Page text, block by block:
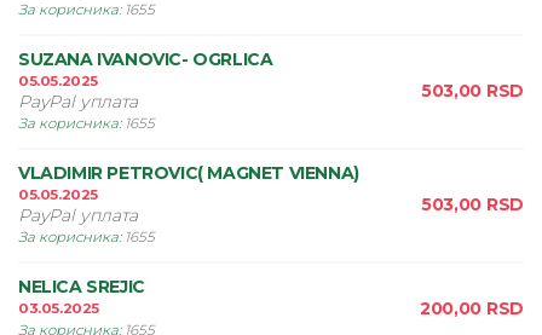
За корисника: 1655
SUZANA IVANOVIC- OGRLICA
05.05.2025
PayPal уплата
За корисника: 1655
503,00 RSD
VLADIMIR PETROVIC( MAGNET VIENNA)
05.05.2025
PayPal уплата
За корисника: 1655
503,00 RSD
NELICA SREJIC
03.05.2025
За корисника: 1655
200,00 RSD